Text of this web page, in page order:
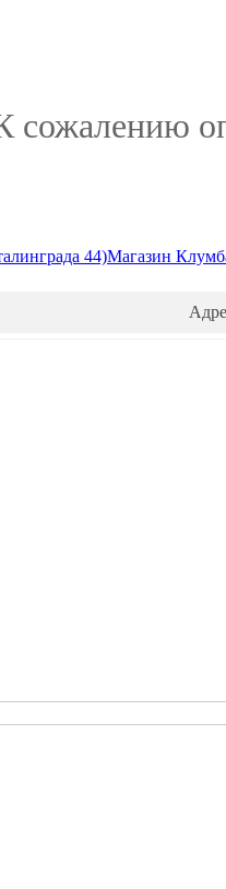
сожалению
44)Магазин